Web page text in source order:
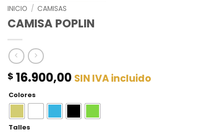
INICIO / CAMISAS
CAMISA POPLIN
$ 16.900,00 SIN IVA incluido
Colores
Talles